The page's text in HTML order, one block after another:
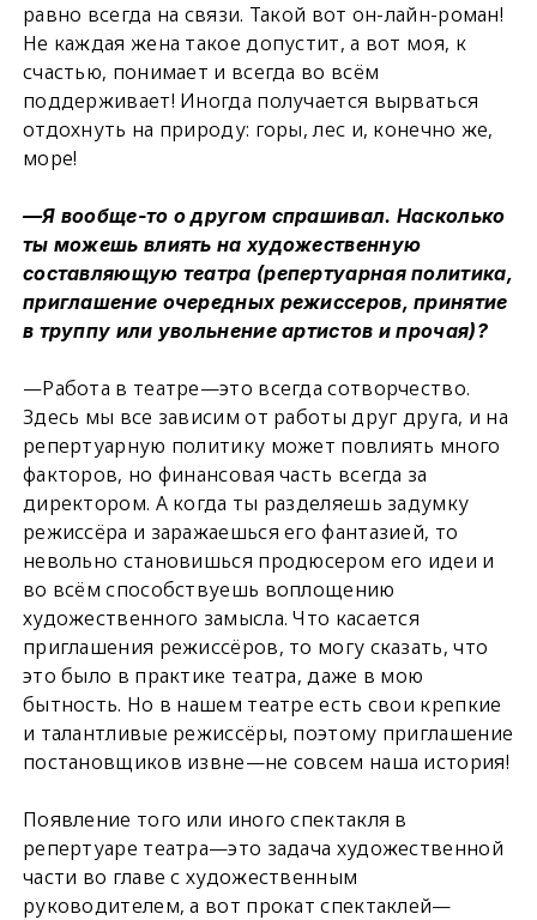
равно всегда на связи. Такой вот он-лайн-роман!
Не каждая жена такое допустит, а вот моя, к
счастью, понимает и всегда во всём
поддерживает! Иногда получается вырваться
отдохнуть на природу: горы, лес и, конечно же,
море!
—Я вообще-то о другом спрашивал. Насколько
ты можешь влиять на художественную
составляющую театра (репертуарная политика,
приглашение очередных режиссеров, принятие
в труппу или увольнение артистов и прочая)?
—Работа в театре—это всегда сотворчество.
Здесь мы все зависим от работы друг друга, и на
репертуарную политику может повлиять много
факторов, но финансовая часть всегда за
директором. А когда ты разделяешь задумку
режиссёра и заражаешься его фантазией, то
невольно становишься продюсером его идеи и
во всём способствуешь воплощению
художественного замысла. Что касается
приглашения режиссёров, то могу сказать, что
это было в практике театра, даже в мою
бытность. Но в нашем театре есть свои крепкие
и талантливые режиссёры, поэтому приглашение
постановщиков извне—не совсем наша история!
Появление того или иного спектакля в
репертуаре театра—это задача художественной
части во главе с художественным
руководителем, а вот прокат спектаклей—